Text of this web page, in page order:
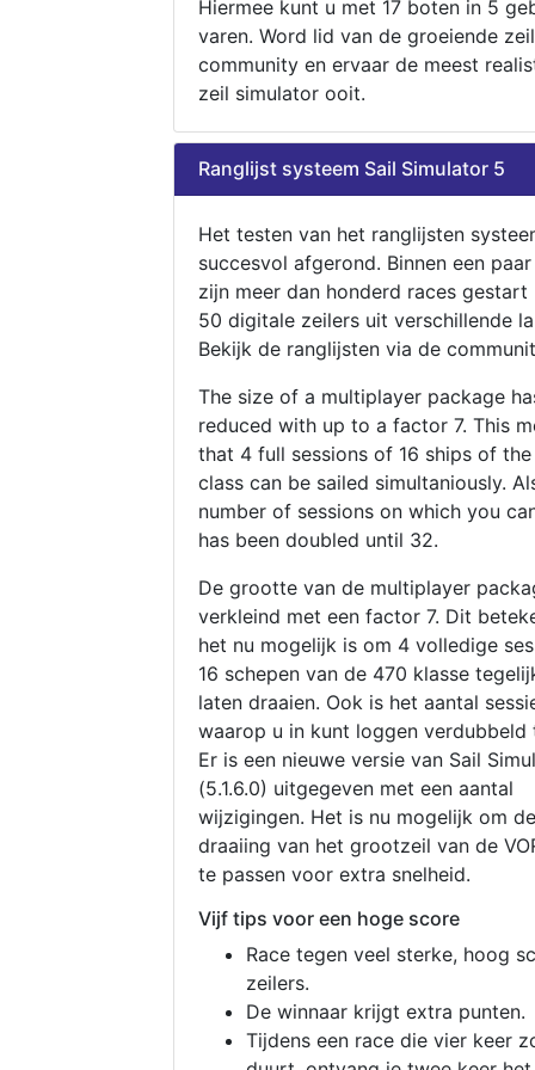
Hiermee kunt u met 17 boten in 5
varen. Word lid van de groeiende zeil
community en ervaar de meest
zeil simulator ooit.
Ranglijst systeem Sail Simulator 5
Het testen van het ranglijsten
succesvol afgerond. Binnen een
zijn meer dan honderd races gestart
50 digitale zeilers uit verschillende
Bekijk de ranglijsten via de
The size of a multiplayer package
reduced with up to a factor 7. This
that 4 full sessions of 16 ships of
class can be sailed simultaniously.
number of sessions on which you
has been doubled until 32.
De grootte van de multiplayer
verkleind met een factor 7. Dit
het nu mogelijk is om 4 volledige
16 schepen van de 470 klasse
laten draaien. Ook is het aantal
waarop u in kunt loggen verdubbeld
Er is een nieuwe versie van Sail
(5.1.6.0) uitgegeven met een aantal
wijzigingen. Het is nu mogelijk om de
draaiing van het grootzeil van de
te passen voor extra snelheid.
Vijf tips voor een hoge score
Race tegen veel sterke, hoog
zeilers.
De winnaar krijgt extra punten.
Tijdens een race die vier keer